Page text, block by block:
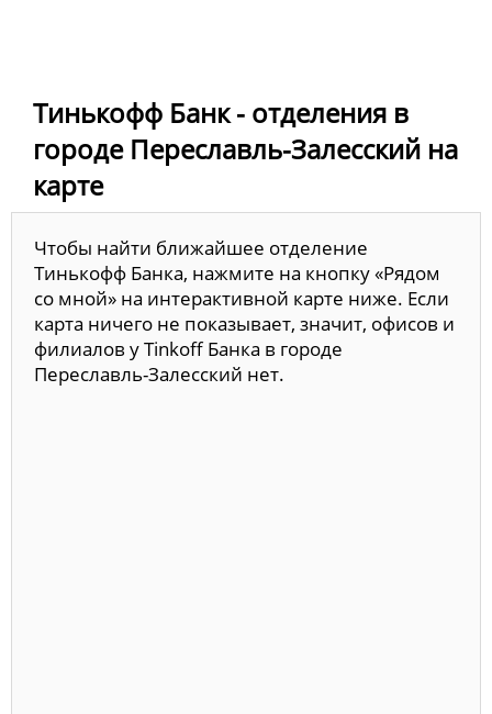
Тинькофф Банк - отделения в
городе Переславль-Залесский на
карте
Чтобы найти ближайшее отделение
Тинькофф Банка, нажмите на кнопку «Рядом
со мной» на интерактивной карте ниже. Если
карта ничего не показывает, значит, офисов и
филиалов у Tinkoff Банка в городе
Переславль-Залесский нет.